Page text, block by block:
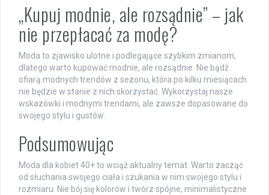
„Kupuj modnie, ale rozsądnie” – jak
nie przepłacać za modę?
Moda to zjawisko ulotne i podlegające szybkim zmianom,
dlatego warto kupować modnie, ale rozsądnie. Nie bądź
ofiarą modnych trendów z sezonu, która po kilku miesiącach
nie będzie w stanie z nich skorzystać. Wykorzystaj nasze
wskazówki i modnymi trendami, ale zawsze dopasowane do
swojego stylu i gustów.
Podsumowując
Moda dla kobiet 40+ to wciąż aktualny temat. Warto zacząć
od słuchania swojego ciała i szukania w nim swojego stylu i
rozmiaru. Nie bój się kolorów i twórz spójne, minimalistyczne